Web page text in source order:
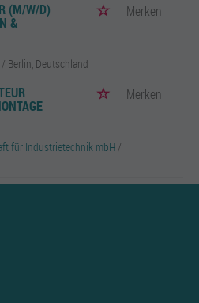
(M/W/D)
&
Merken
/ Berlin, Deutschland
Merken
für Industrietechnik mbH /